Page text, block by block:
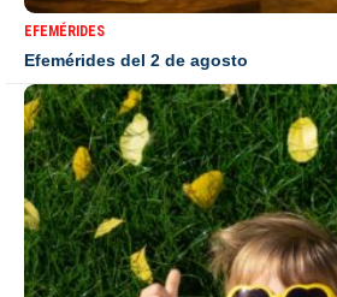
EFEMÉRIDES
Efemérides del 2 de agosto